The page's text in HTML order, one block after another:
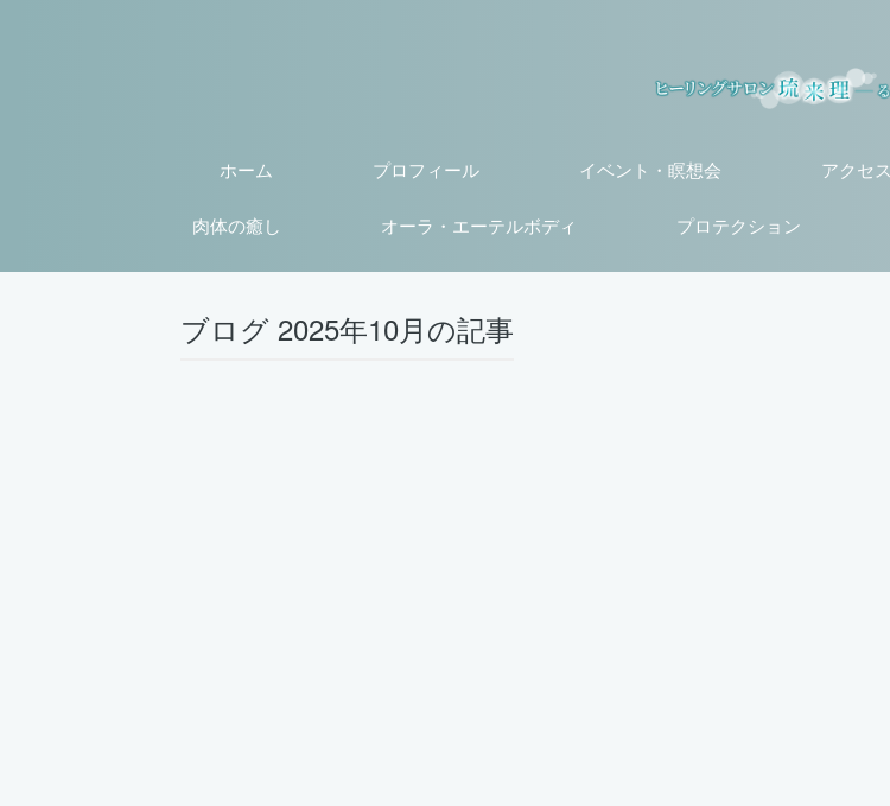
ホーム プロフィール イベント・瞑想会 アクセス
肉体の癒し オーラ・エーテルボディ プロテクション
ブログ 2025年10月の記事